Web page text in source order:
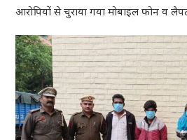
आरोपियों से चुराया गया मोबाइल फोन व